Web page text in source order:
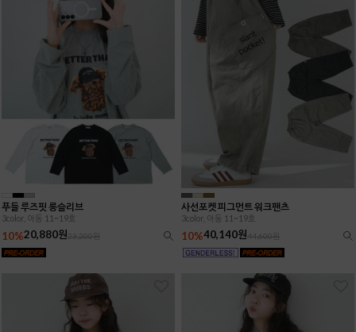
푸들 루즈핏 롱슬리브
3color, 아동 11~19호
10%20,880원23,200원
사선포켓 피그먼트 워크팬츠
3color, 아동 11~19호
10%40,140원44,600원